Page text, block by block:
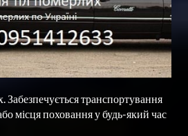
транспортування
місця поховання у будь-який час